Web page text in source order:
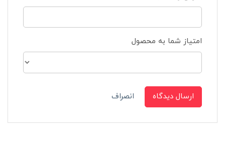
امتیاز شما به محصول
ارسال دیدگاه انصراف